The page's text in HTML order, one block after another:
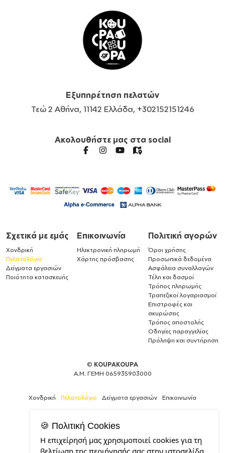
Εξυπηρέτηση πελατών
Τεώ 2 Αθήνα, 11142 Ελλάδα, +302152151246
Ακολουθήστε μας στα social
Σχετικά με εμάς
Χονδρική
Πελατολόγιο
Δείγματα εργασιών
Ποιότητα κατασκευής
Επικοινωνία
Ηλεκτρονική πληρωμή
Χάρτης πρόσβασης
Πολιτική αγορών
Όροι χρήσης
Προσωπικά δεδομένα
Ασφάλεια συναλλαγών
Τέλη και δασμοί
Τρόπος πληρωμής
Τραπεζικοί λογαριασμοί
Επιστροφές και
ακυρώσεις
Τρόπος αποστολής
Οδηγίες παραγγελίας
Πρόληψη και συντήρηση
© KOUPAKOUPA
Α.Μ. ΓΕΜΗ 065935903000
Χονδρική Πελατολόγιο Δείγματα εργασιών Επικοινωνία
Expert
🍪 Πολιτική Cookies
Η επιχείρησή μας χρησιμοποιεί cookies για τη
βελτίωση της περιήγησής σας στην ιστοσελίδα.